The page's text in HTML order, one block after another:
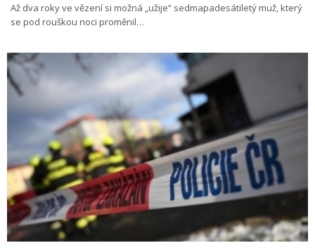
Až dva roky ve vězení si možná „užije“ sedmapadesátiletý muž, který
se pod rouškou noci proměnil…